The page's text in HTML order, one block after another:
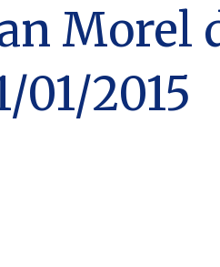
Morel
01/2015